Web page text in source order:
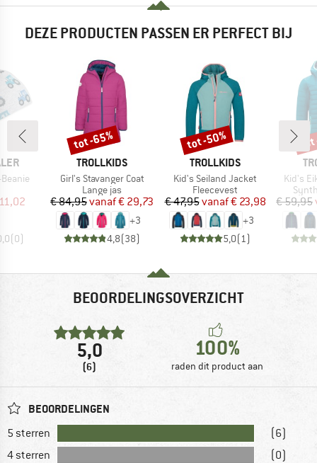
DEZE PRODUCTEN PASSEN ER PERFECT BIJ
prijs
(0)
MERK
TROLLKIDS
Artikel
Girl's Stavanger Coat
Productgroep
Lange jas
Prijs
€ 84,95 Verlaagde prijs
vanaf€ 29,73
+3
4,8(38)
Korting
tot -65%
MERK
TROLLKIDS
Artikel
Kid's Seiland Jacket
Productgroep
Fleecevest
Prijs
€ 47,95 Verlaagde prijs
vanaf€ 23,98
+3
5,0(1 )
Korting
tot -50%
Artikel
Kid's
€ 59,95
BEOORDELINGSOVERZICHT
5,0
(6)
100%
raden dit product aan
BEOORDELINGEN
5 sterren
(6)
4 sterren
(0)